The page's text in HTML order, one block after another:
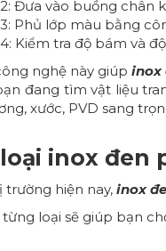
Đưa vào buồng chân
Phủ lớp màu bằng
Kiểm tra độ bám và
nghệ này giúp inox
đang tìm vật liệu
xước, PVD sang
inox đen
trường hiện nay, inox
từng loại sẽ giúp bạn